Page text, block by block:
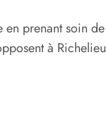
prenant soin
à